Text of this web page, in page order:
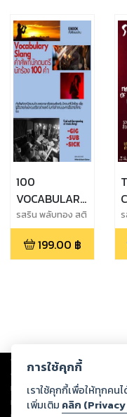
100
VOCABULARY
AND SLANG
FOR
MUSICIANS
รสริน พลับทอง สติ
กนี่ย์
199.00 ฿
Copyright © 2026
ต่อผลงานหรือเนื้อหาใดที่อัปโห
ทรัพย์สินทางปัญญาของบุคคล
ทุกท่านโปรดใช้วิจารณญาณใน
การใช้คุกกี้
เราใช้คุกกี้เพื่อให้ทุกค
เพิ่มเติม คลิก